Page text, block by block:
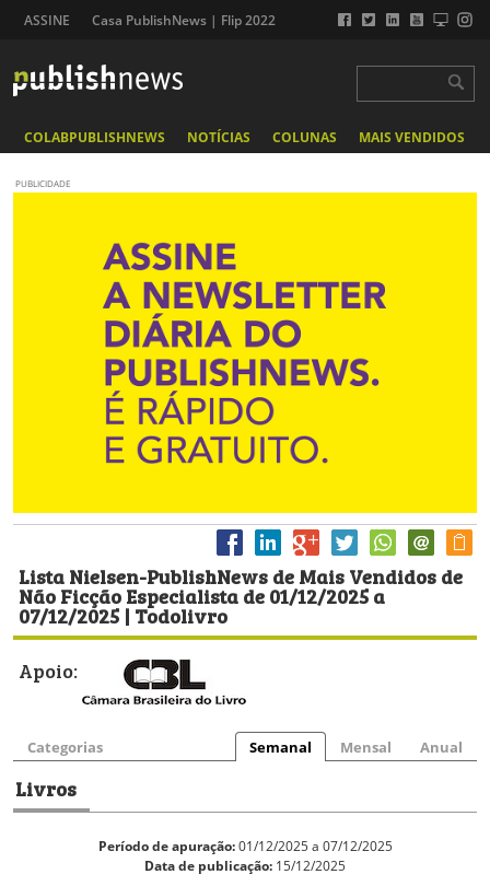
ASSINE Casa PublishNews | Flip 2022
COLABPUBLISHNEWS NOTÍCIAS COLUNAS MAIS VENDIDOS
PUBLICIDADE
Lista Nielsen-PublishNews de Mais Vendidos de
Não Ficção Especialista de 01/12/2025 a
07/12/2025 | Todolivro
Apoio:
Categorias Semanal Mensal Anual
Livros
Período de apuração:01/12/2025 a 07/12/2025
Data de publicação: 15/12/2025